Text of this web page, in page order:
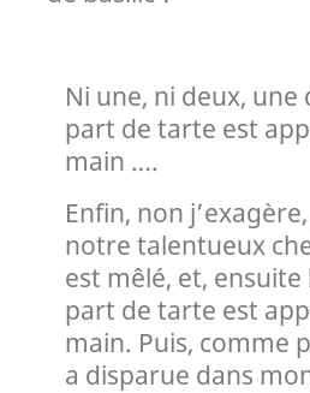
Ni une, ni deux, une
part de tarte est
main ….
Enfin, non
notre talentueux
est mêlé, et, ensuite
part de tarte est
main. Puis, comme
a disparue dans